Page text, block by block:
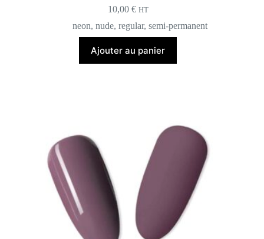
10,00 € HT
neon, nude, regular, semi-permanent
Ajouter au panier